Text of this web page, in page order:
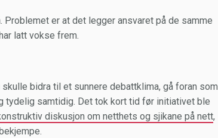
er at det legger ansvaret på de samme
latt vokse frem.
skulle bidra til et sunnere debattklima, gå foran som
tydelig samtidig. Det tok kort tid før initiativet ble
diskusjon om netthets og sjikane på nett,